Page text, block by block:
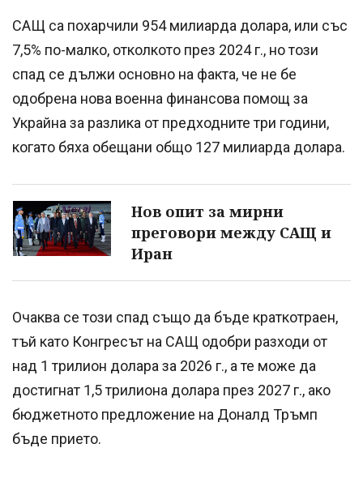
САЩ са похарчили 954 милиарда долара, или със
7,5% по-малко, отколкото през 2024 г., но този
спад се дължи основно на факта, че не бе
одобрена нова военна финансова помощ за
Украйна за разлика от предходните три години,
когато бяха обещани общо 127 милиарда долара.
Нов опит за мирни
преговори между САЩ и
Иран
Очаква се този спад също да бъде краткотраен,
тъй като Конгресът на САЩ одобри разходи от
над 1 трилион долара за 2026 г., а те може да
достигнат 1,5 трилиона долара през 2027 г., ако
бюджетното предложение на Доналд Тръмп
бъде прието.